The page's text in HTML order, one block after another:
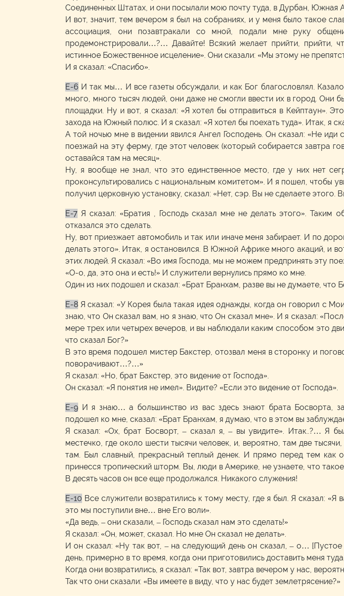
Соединенных Штатах, и они посылали мою почту туда, в Дурбан, Южная
И вот, значит, тем вечером я был на собраниях, и у меня было такое
ассоциация, они позавтракали со мной, подали мне руку
продемонстрировали…?… Давайте! Всякий желает прийти, прийти,
истинное Божественное исцеление». Они сказали: «Мы этому не
И я сказал: «Спасибо».
E-6 И так мы… И все газеты обсуждали, и как Бог благословлял.
много, много тысяч людей, они даже не смогли ввести их в город. Они
площадки. Ну и вот, я сказал: «Я хотел бы отправиться в Кейптаун».
захода на Южный полюс. И я сказал: «Я хотел бы поехать туда». Итак, я
А той ночью мне в видении явился Ангел Господень. Он сказал: «Не
поезжай на эту ферму, где этот человек (который собирается завтра
оставайся там на месяц».
Ну, я вообще не знал, что это единственное место, где у них нет
проконсультировались с национальным комитетом». И я пошел, чтобы
получил церковную установку, сказал: «Нет, сэр. Вы не сделаете этого.
E-7 Я сказал: «Братия , Господь сказал мне не делать этого». Таким
отказался это сделать.
Ну, вот приезжает автомобиль и так или иначе меня забирает. И по
делать этого». Итак, я остановился. В Южной Африке много акаций, и
этих людей. Я сказал: «Во имя Господа, мы не можем предпринять эту
«О-о, да, это она и есть!» И служители вернулись прямо ко мне.
Один из них подошел и сказал: «Брат Бранхам, разве вы не думаете, что
E-8 Я сказал: «У Корея была такая идея однажды, когда он говорил с
знаю, что Он сказал вам, но я знаю, что Он сказал мне». И я сказал:
мере трех или четырех вечеров, и вы наблюдали каким способом это
что сказал Бог?»
В это время подошел мистер Бакстер, отозвал меня в сторонку и
поворачивают…?…»
Я сказал: «Но, брат Бакстер, это видение от Господа».
Он сказал: «Я понятия не имел». Видите? «Если это видение от Господа».
E-9 И я знаю… а большинство из вас здесь знают брата Босворта,
подошел ко мне, сказал: «Брат Бранхам, я думаю, что в этом вы
Я сказал: «Ох, брат Босворт, – сказал я, – вы увидите». Итак..?… Я
местечко, где около шести тысячи человек, и, вероятно, там две
там. Был славный, прекрасный теплый денек. И прямо перед тем как
принесся тропический шторм. Вы, люди в Америке, не узнаете, что
В десять часов он все еще продолжался. Никакого служения!
E-10 Все служители возвратились к тому месту, где я был. Я сказал:
это мы поступили вне… вне Его воли».
«Да ведь, – они сказали, – Господь сказал нам это сделать!»
Я сказал: «Он, может, сказал. Но мне Он сказал не делать».
И он сказал: «Ну так вот, – на следующий день он сказал, – о…
день, примерно в то время, когда они приготовились доставить меня
Когда они возвратились, я сказал: «Так вот, завтра вечером у нас,
Так что они сказали: «Вы имеете в виду, что у нас будет землетрясение?»